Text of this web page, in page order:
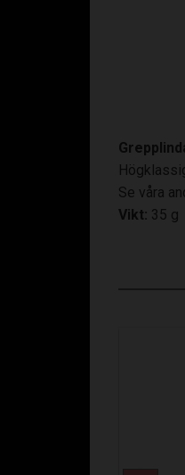
Se våra
Vikt: 35 g